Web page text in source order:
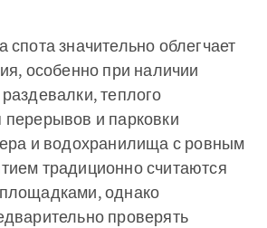
спота значительно облегчает
особенно при наличии
теплого
и парковки
и водохранилища с ровным
традиционно считаются
однако
проверять